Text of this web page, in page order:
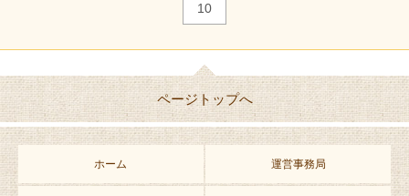
10
ページトップへ
ホーム 運営事務局